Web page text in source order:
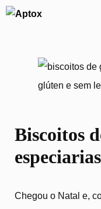
Biscoitos
Biscoitos
especiarias
Chegou o Natal e,